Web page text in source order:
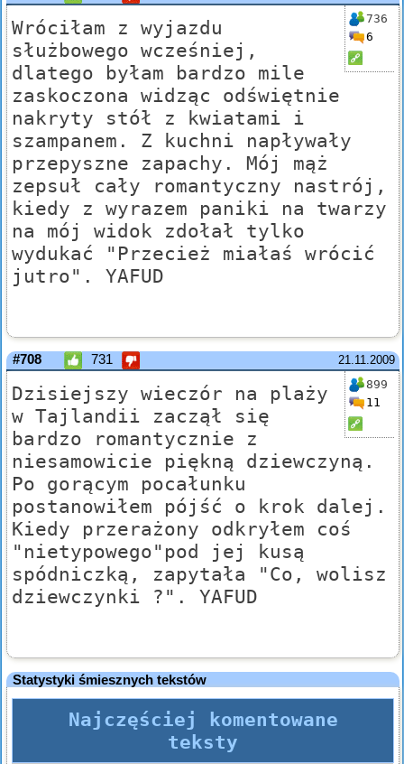
736
6
Wróciłam z wyjazdu
służbowego wcześniej,
dlatego byłam bardzo mile
zaskoczona widząc odświętnie
nakryty stół z kwiatami i
szampanem. Z kuchni napływały
przepyszne zapachy. Mój mąż
zepsuł cały romantyczny nastrój,
kiedy z wyrazem paniki na twarzy
na mój widok zdołał tylko
wydukać "Przecież miałaś wrócić
jutro". YAFUD
21.11.2009
#708 731
899
11
Dzisiejszy wieczór na plaży
w Tajlandii zaczął się
bardzo romantycznie z
niesamowicie piękną dziewczyną.
Po gorącym pocałunku
postanowiłem pójść o krok dalej.
Kiedy przerażony odkryłem coś
"nietypowego"pod jej kusą
spódniczką, zapytała "Co, wolisz
dziewczynki ?". YAFUD
Statystyki śmiesznych tekstów
Najczęściej komentowane
teksty